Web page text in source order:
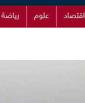
اقتصاد علوم رياضة